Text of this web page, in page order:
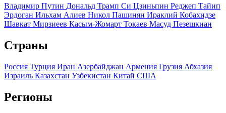
Владимир Путин Дональд Трамп Си Цзиньпин Реджеп Тайип
Эрдоган Ильхам Алиев Никол Пашинян Ираклий Кобахидзе
Шавкат Мирзиеев Касым-Жомарт Токаев Масуд Пезешкиан
Страны
Россия Турция Иран Азербайджан Армения Грузия Абхазия
Израиль Казахстан Узбекистан Китай США
Регионы